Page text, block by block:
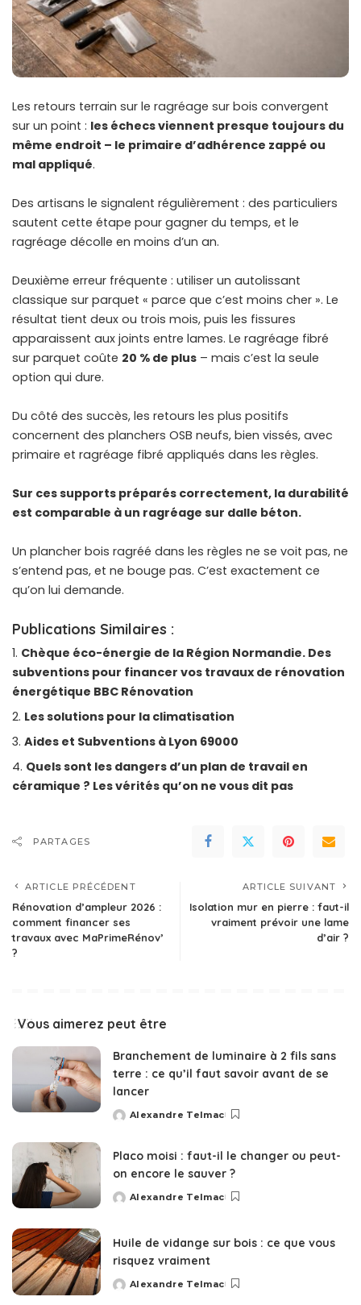
Les retours terrain sur le ragréage sur bois convergent
sur un point : les échecs viennent presque toujours du
même endroit – le primaire d’adhérence zappé ou
mal appliqué.
Des artisans le signalent régulièrement : des particuliers
sautent cette étape pour gagner du temps, et le
ragréage décolle en moins d’un an.
Deuxième erreur fréquente : utiliser un autolissant
classique sur parquet « parce que c’est moins cher ». Le
résultat tient deux ou trois mois, puis les fissures
apparaissent aux joints entre lames. Le ragréage fibré
sur parquet coûte 20 % de plus – mais c’est la seule
option qui dure.
Du côté des succès, les retours les plus positifs
concernent des planchers OSB neufs, bien vissés, avec
primaire et ragréage fibré appliqués dans les règles.
Sur ces supports préparés correctement, la durabilité
est comparable à un ragréage sur dalle béton.
Un plancher bois ragréé dans les règles ne se voit pas, ne
s’entend pas, et ne bouge pas. C’est exactement ce
qu’on lui demande.
Publications Similaires :
Chèque éco-énergie de la Région Normandie. Des
subventions pour financer vos travaux de rénovation
énergétique BBC Rénovation
Les solutions pour la climatisation
Aides et Subventions à Lyon 69000
Quels sont les dangers d’un plan de travail en
céramique ? Les vérités qu’on ne vous dit pas
PARTAGES
ARTICLE PRÉCÉDENT
Rénovation d’ampleur 2026 :
comment financer ses
travaux avec MaPrimeRénov’
?
ARTICLE SUIVANT
Isolation mur en pierre : faut-il
vraiment prévoir une lame
d’air ?
Vous aimerez peut être
Branchement de luminaire à 2 fils sans
terre : ce qu’il faut savoir avant de se
lancer
Posted
Alexandre Telmac
Placo moisi : faut-il le changer ou peut-
on encore le sauver ?
Posted
Alexandre Telmac
Huile de vidange sur bois : ce que vous
risquez vraiment
Posted
Alexandre Telmac